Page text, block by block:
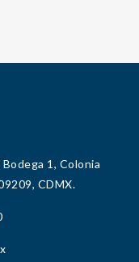
1, Colonia
CDMX.